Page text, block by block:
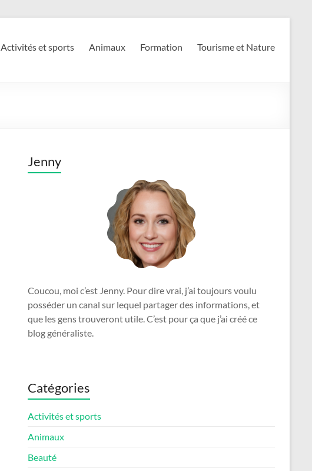
Activités et sports Animaux Formation Tourisme et Nature
Jenny
Coucou, moi c’est Jenny. Pour dire vrai, j’ai toujours voulu
posséder un canal sur lequel partager des informations, et
que les gens trouveront utile. C’est pour ça que j’ai créé ce
blog généraliste.
Catégories
Activités et sports
Animaux
Beauté